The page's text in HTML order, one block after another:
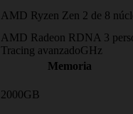
AMD Ryzen Zen 2 de 8
AMD Radeon RDNA 3
Tracing avanzadoGHz
Memoria
2000GB